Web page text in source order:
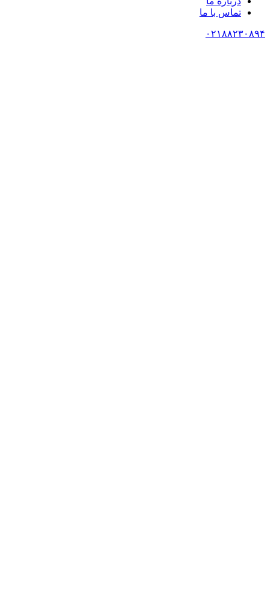
تماس با ما
۰۲۱۸۸۲۳۰۸۹۴